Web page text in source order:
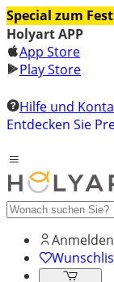
Special zum
Holyart APP
App Store
Play Store
Hilfe und
Entdecken Sie
Anmelden